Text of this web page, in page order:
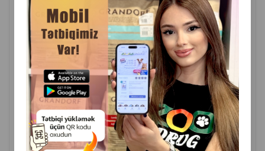
( Rəylər)
Çəki Qiymət
Almaq